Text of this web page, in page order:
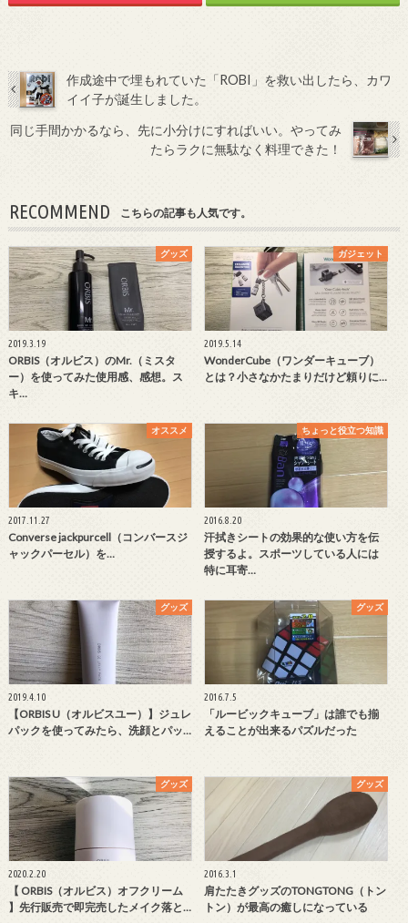
作成途中で埋もれていた「ROBI」を救い出したら、カワ
イイ子が誕生しました。
同じ手間かかるなら、先に小分けにすればいい。やってみ
たらラクに無駄なく料理できた！
RECOMMEND こちらの記事も人気です。
グッズ
2019.3.19
ORBIS（オルビス）のMr.（ミスタ
ー）を使ってみた使用感、感想。ス
キ…
ガジェット
2019.5.14
WonderCube（ワンダーキューブ）
とは？小さなかたまりだけど頼りに…
オススメ
2017.11.27
Converse jackpurcell（コンバースジ
ャックパーセル）を…
ちょっと役立つ知識
2016.8.20
汗拭きシートの効果的な使い方を伝
授するよ。スポーツしている人には
特に耳寄…
グッズ
2019.4.10
【ORBIS U（オルビスユー）】ジュレ
パックを使ってみたら、洗顔とパッ…
グッズ
2016.7.5
「ルービックキューブ」は誰でも揃
えることが出来るパズルだった
グッズ
2020.2.20
【 ORBIS（オルビス）オフクリーム
】先行販売で即完売したメイク落と…
グッズ
2016.3.1
肩たたきグッズのTONGTONG（トン
トン）が最高の癒しになっている